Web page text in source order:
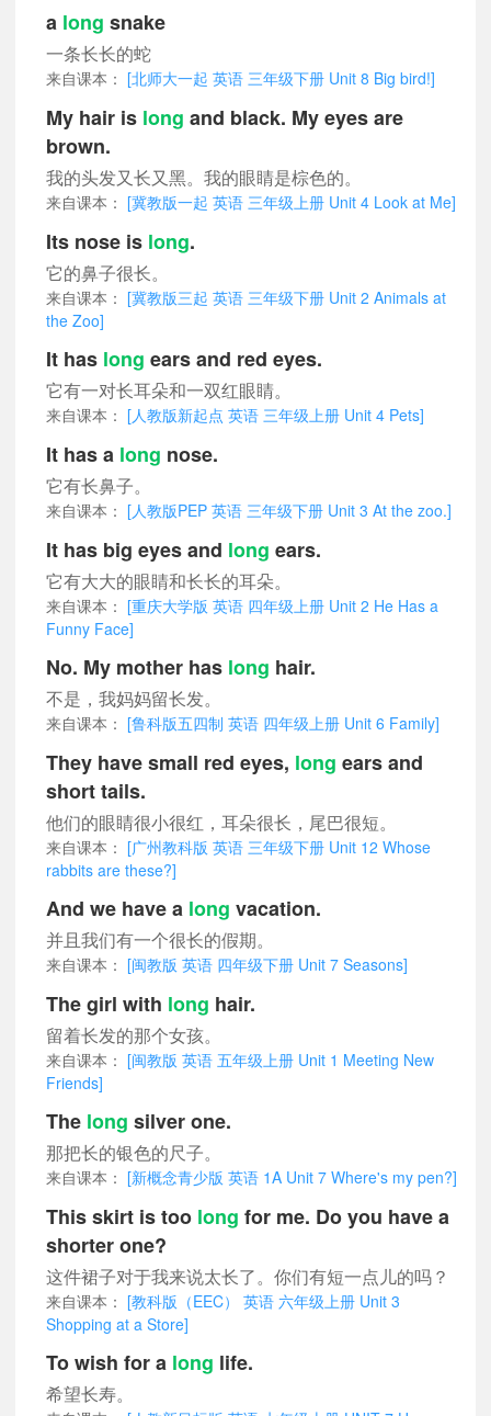
a long snake
一条长长的蛇
来自课本： [北师大一起 英语 三年级下册 Unit 8 Big bird!]
My hair is long and black. My eyes are
brown.
我的头发又长又黑。我的眼睛是棕色的。
来自课本： [冀教版一起 英语 三年级上册 Unit 4 Look at Me]
Its nose is long.
它的鼻子很长。
来自课本： [冀教版三起 英语 三年级下册 Unit 2 Animals at
the Zoo]
It has long ears and red eyes.
它有一对长耳朵和一双红眼睛。
来自课本： [人教版新起点 英语 三年级上册 Unit 4 Pets]
It has a long nose.
它有长鼻子。
来自课本： [人教版PEP 英语 三年级下册 Unit 3 At the zoo.]
It has big eyes and long ears.
它有大大的眼睛和长长的耳朵。
来自课本： [重庆大学版 英语 四年级上册 Unit 2 He Has a
Funny Face]
No. My mother has long hair.
不是，我妈妈留长发。
来自课本： [鲁科版五四制 英语 四年级上册 Unit 6 Family]
They have small red eyes, long ears and
short tails.
他们的眼睛很小很红，耳朵很长，尾巴很短。
来自课本： [广州教科版 英语 三年级下册 Unit 12 Whose
rabbits are these?]
And we have a long vacation.
并且我们有一个很长的假期。
来自课本： [闽教版 英语 四年级下册 Unit 7 Seasons]
The girl with long hair.
留着长发的那个女孩。
来自课本： [闽教版 英语 五年级上册 Unit 1 Meeting New
Friends]
The long silver one.
那把长的银色的尺子。
来自课本： [新概念青少版 英语 1A Unit 7 Where's my pen?]
This skirt is too long for me. Do you have a
shorter one?
这件裙子对于我来说太长了。你们有短一点儿的吗？
来自课本： [教科版（EEC） 英语 六年级上册 Unit 3
Shopping at a Store]
To wish for a long life.
希望长寿。